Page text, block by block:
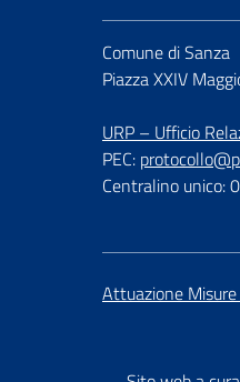
Comune di Sanza
Piazza XXIV
URP – Ufficio
PEC:
Centralino unico:
Attuazione Misure